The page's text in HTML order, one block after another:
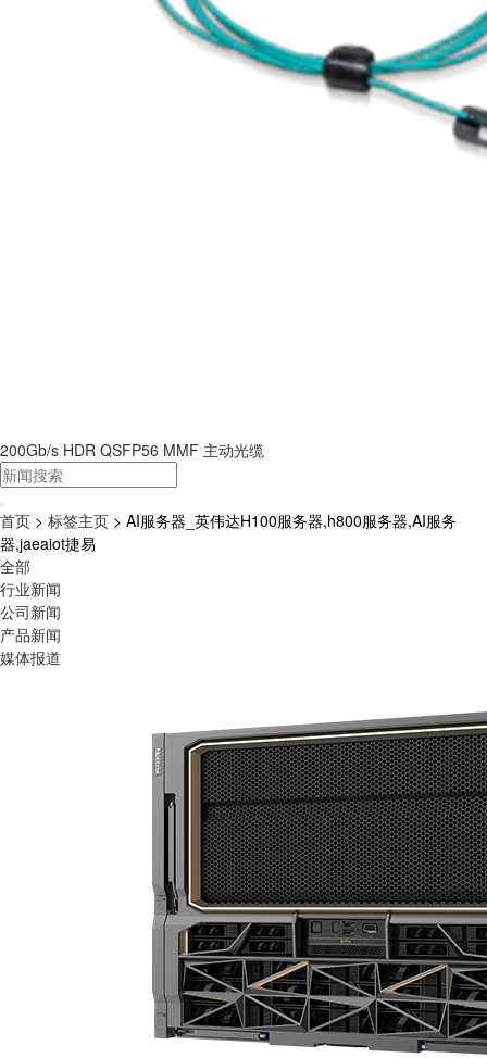
200Gb/s HDR QSFP56 MMF 主动光缆
首页 > 标签主页 > AI服务器_英伟达H100服务器,h800服务器,AI服务
器,jaeaiot捷易
全部
行业新闻
公司新闻
产品新闻
媒体报道